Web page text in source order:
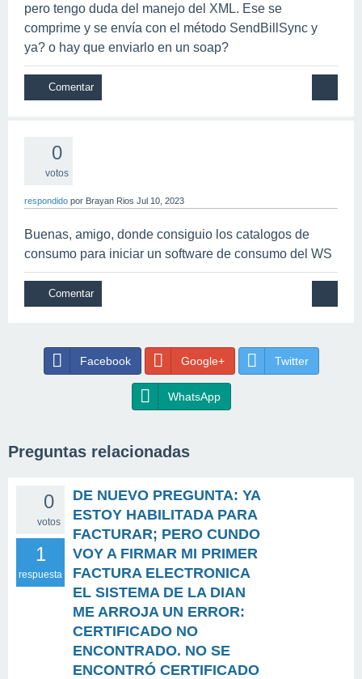
pero tengo duda del manejo del XML. Ese se
comprime y se envía con el método SendBillSync y
ya? o hay que enviarlo en un soap?
0
votos
respondido por Brayan Rios Jul 10, 2023
Buenas, amigo, donde consiguio los catalogos de
consumo para iniciar un software de consumo del WS
Facebook Google+ Twitter
WhatsApp
Preguntas relacionadas
0
votos
1
respuesta
DE NUEVO PREGUNTA: YA
ESTOY HABILITADA PARA
FACTURAR; PERO CUNDO
VOY A FIRMAR MI PRIMER
FACTURA ELECTRONICA
EL SISTEMA DE LA DIAN
ME ARROJA UN ERROR:
CERTIFICADO NO
ENCONTRADO. NO SE
ENCONTRÓ CERTIFICADO